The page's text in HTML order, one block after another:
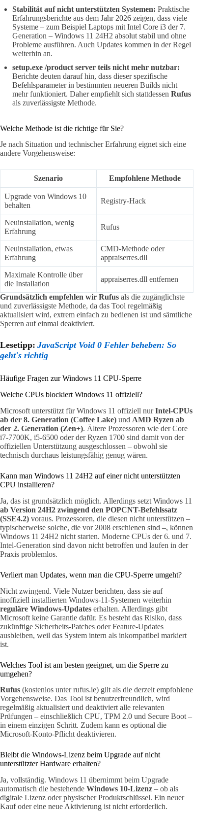
Stabilität auf nicht unterstützten Systemen: Praktische
Erfahrungsberichte aus dem Jahr 2026 zeigen, dass viele
Systeme – zum Beispiel Laptops mit Intel Core i3 der 7.
Generation – Windows 11 24H2 absolut stabil und ohne
Probleme ausführen. Auch Updates kommen in der Regel
weiterhin an.
setup.exe /product server teils nicht mehr nutzbar:
Berichte deuten darauf hin, dass dieser spezifische
Befehlsparameter in bestimmten neueren Builds nicht
mehr funktioniert. Daher empfiehlt sich stattdessen Rufus
als zuverlässigste Methode.
Welche Methode ist die richtige für Sie?
Je nach Situation und technischer Erfahrung eignet sich eine
andere Vorgehensweise:
Szenario Empfohlene Methode
Upgrade von Windows 10
behalten
Registry-Hack
Neuinstallation, wenig
Erfahrung
Rufus
Neuinstallation, etwas
Erfahrung
CMD-Methode oder
appraiserres.dll
Maximale Kontrolle über
die Installation
appraiserres.dll entfernen
Grundsätzlich empfehlen wir Rufus als die zugänglichste
und zuverlässigste Methode, da das Tool regelmäßig
aktualisiert wird, extrem einfach zu bedienen ist und sämtliche
Sperren auf einmal deaktiviert.
Lesetipp: JavaScript Void 0 Fehler beheben: So
geht's richtig
Häufige Fragen zur Windows 11 CPU-Sperre
Welche CPUs blockiert Windows 11 offiziell?
Microsoft unterstützt für Windows 11 offiziell nurIntel-CPUs
ab der 8. Generation (Coffee Lake) und AMD Ryzen ab
der 2. Generation (Zen+). Ältere Prozessoren wie der Core
i7-7700K, i5-6500 oder der Ryzen 1700 sind damit von der
offiziellen Unterstützung ausgeschlossen – obwohl sie
technisch durchaus leistungsfähig genug wären.
Kann man Windows 11 24H2 auf einer nicht unterstützten
CPU installieren?
Ja, das ist grundsätzlich möglich. Allerdings setzt Windows 11
ab Version 24H2 zwingend den POPCNT-Befehlssatz
(SSE4.2) voraus. Prozessoren, die diesen nicht unterstützen –
typischerweise solche, die vor 2008 erschienen sind –, können
Windows 11 24H2 nicht starten. Moderne CPUs der 6. und 7.
Intel-Generation sind davon nicht betroffen und laufen in der
Praxis problemlos.
Verliert man Updates, wenn man die CPU-Sperre umgeht?
Nicht zwingend. Viele Nutzer berichten, dass sie auf
inoffiziell installierten Windows-11-Systemen weiterhin
reguläre Windows-Updates erhalten. Allerdings gibt
Microsoft keine Garantie dafür. Es besteht das Risiko, dass
zukünftige Sicherheits-Patches oder Feature-Updates
ausbleiben, weil das System intern als inkompatibel markiert
ist.
Welches Tool ist am besten geeignet, um die Sperre zu
umgehen?
Rufus (kostenlos unter rufus.ie) gilt als die derzeit empfohlene
Vorgehensweise. Das Tool ist benutzerfreundlich, wird
regelmäßig aktualisiert und deaktiviert alle relevanten
Prüfungen – einschließlich CPU, TPM 2.0 und Secure Boot –
in einem einzigen Schritt. Zudem kann es optional die
Microsoft-Konto-Pflicht deaktivieren.
Bleibt die Windows-Lizenz beim Upgrade auf nicht
unterstützter Hardware erhalten?
Ja, vollständig. Windows 11 übernimmt beim Upgrade
automatisch die bestehende Windows 10-Lizenz – ob als
digitale Lizenz oder physischer Produktschlüssel. Ein neuer
Kauf oder eine neue Aktivierung ist nicht erforderlich.